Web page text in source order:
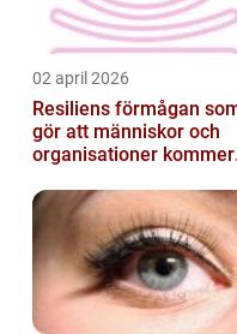
02 april 2026
Resiliens förmågan som
gör att människor och
organisationer kommer